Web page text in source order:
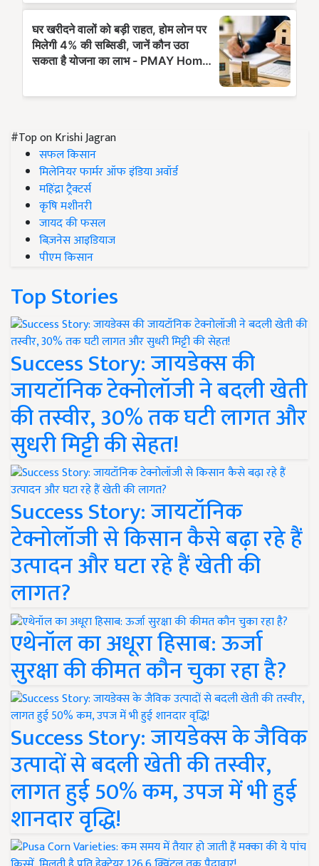
#Top on Krishi Jagran
सफल किसान
मिलेनियर फार्मर ऑफ इंडिया अवॉर्ड
महिंद्रा ट्रैक्टर्स
कृषि मशीनरी
जायद की फसल
बिज़नेस आइडियाज
पीएम किसान
Top Stories
Success Story: जायडेक्स की
जायटॉनिक टेक्नोलॉजी ने बदली खेती
की तस्वीर, 30% तक घटी लागत और
सुधरी मिट्टी की सेहत!
Success Story: जायटॉनिक
टेक्नोलॉजी से किसान कैसे बढ़ा रहे हैं
उत्पादन और घटा रहे हैं खेती की
लागत?
एथेनॉल का अधूरा हिसाब: ऊर्जा
सुरक्षा की कीमत कौन चुका रहा है?
Success Story: जायडेक्स के जैविक
उत्पादों से बदली खेती की तस्वीर,
लागत हुई 50% कम, उपज में भी हुई
शानदार वृद्धि!